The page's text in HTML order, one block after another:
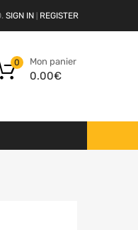
SIGN IN REGISTER
Mon panier
0.00€
0